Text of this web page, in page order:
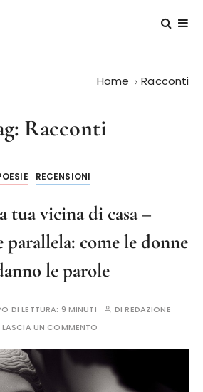
Home Racconti
Racconti
RECENSIONI
tua vicina di casa –
parallela: come le donne
le parole
DI LETTURA: 9 MINUTI DIREDAZIONE
LASCIA UN COMMENTO